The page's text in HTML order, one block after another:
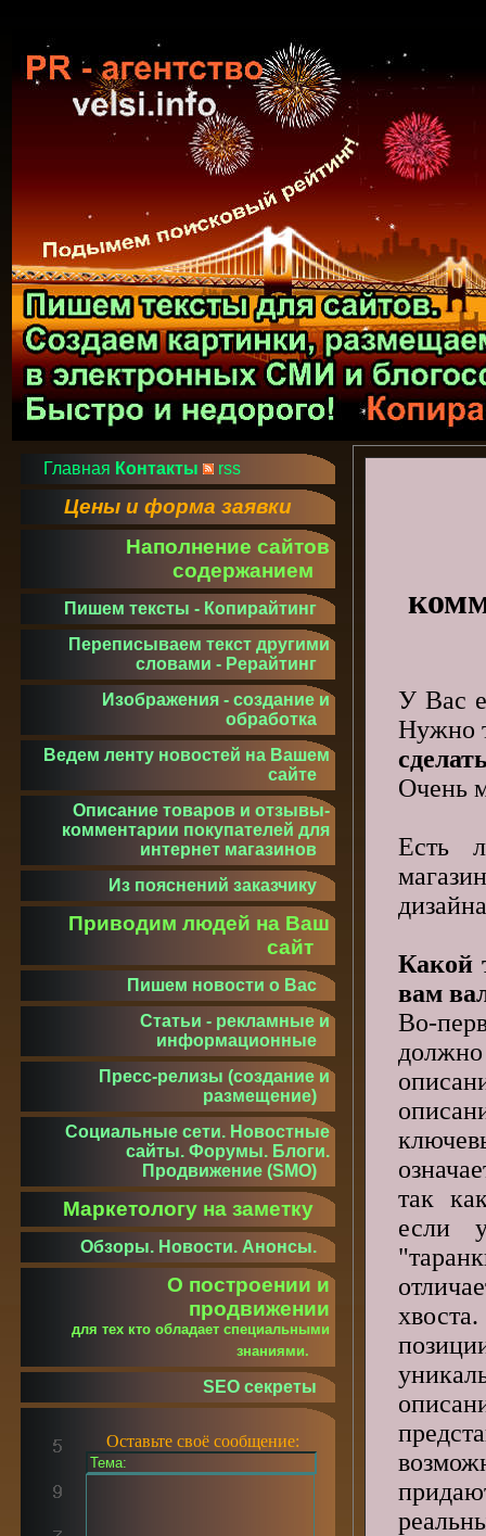
У Вас
Нужно
Очень
Есть
Какой
вам
Во-
так
если
Главная Контакты rss
Цены и форма заявки
Наполнение сайтов
содержанием
Пишем тексты - Копирайтинг
Переписываем текст другими
словами - Рерайтинг
Изображения - создание и
обработка
Ведем ленту новостей на Вашем
сайте
Описание товаров и отзывы-
комментарии покупателей для
интернет магазинов
Из пояснений заказчику
Приводим людей на Ваш
сайт
Пишем новости о Вас
Статьи - рекламные и
информационные
Пресс-релизы (создание и
размещение)
Социальные сети. Новостные
сайты. Форумы. Блоги.
Продвижение (SMO)
Маркетологу на заметку
Обзоры. Новости. Анонсы.
О построении и
продвижении
для тех кто обладает специальными
знаниями.
SEO секреты
Оставьте своё сообщение: